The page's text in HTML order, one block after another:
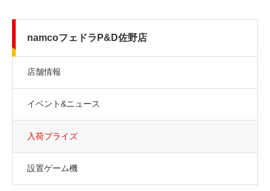
namcoフェドラP&D佐野店
店舗情報
イベント&ニュース
入荷プライズ
設置ゲーム機